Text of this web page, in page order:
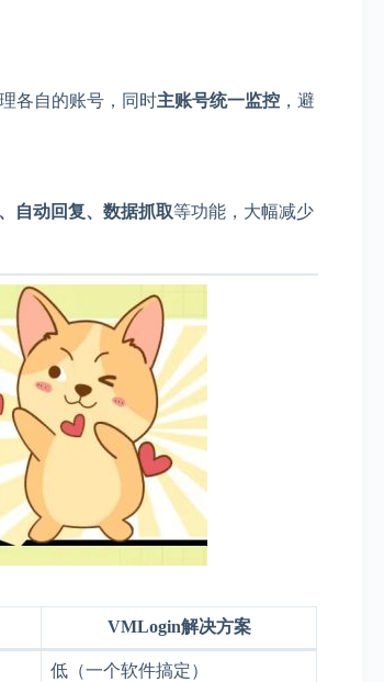
各自的账号，同时主账号统一监控 ，避
自动回复、数据抓取等功能，大幅减少
VMLogin解决方案
低（一个软件搞定）